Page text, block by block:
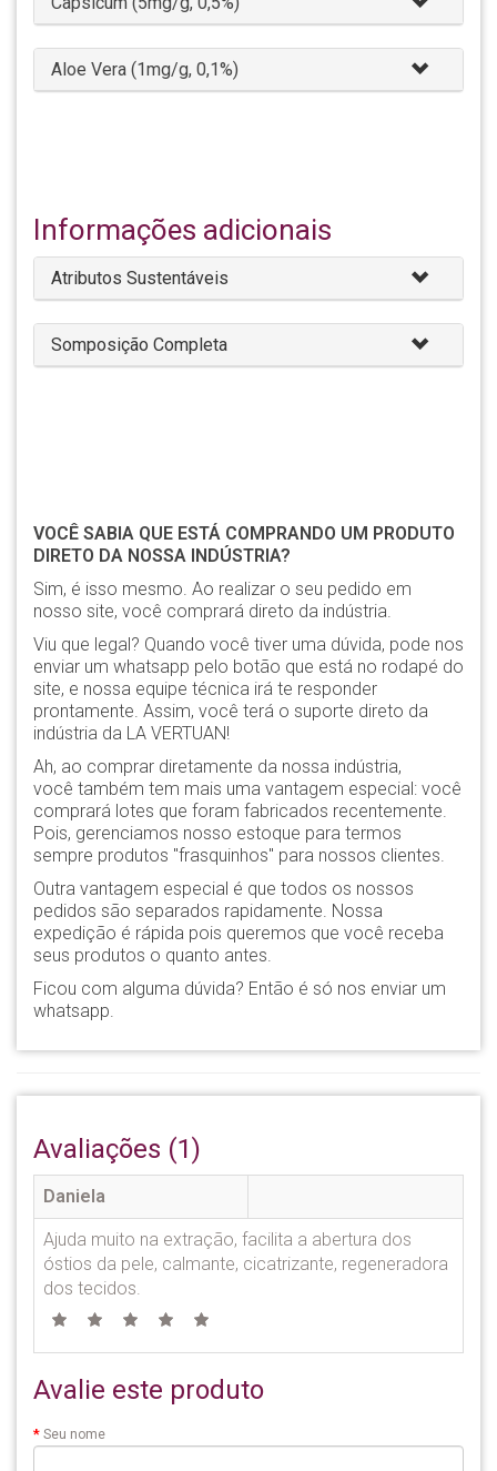
Aloe Vera (1mg/g, 0,1%)
Informações adicionais
Atributos Sustentáveis
Somposição Completa
VOCÊ SABIA QUE ESTÁ COMPRANDO UM PRODUTO
DIRETO DA NOSSA INDÚSTRIA?
Sim, é isso mesmo. Ao realizar o seu pedido em
nosso site, você comprará direto da indústria.
Viu que legal? Quando você tiver uma dúvida, pode nos
enviar um whatsapp pelo botão que está no rodapé do
site, e nossa equipe técnica irá te responder
prontamente. Assim, você terá o suporte direto da
indústria da LA VERTUAN!
Ah, ao comprar diretamente da nossa indústria,
você também tem mais uma vantagem especial: você
comprará lotes que foram fabricados recentemente.
Pois, gerenciamos nosso estoque para termos
sempre produtos "frasquinhos" para nossos clientes.
Outra vantagem especial é que todos os nossos
pedidos são separados rapidamente. Nossa
expedição é rápida pois queremos que você receba
seus produtos o quanto antes.
Ficou com alguma dúvida? Então é só nos enviar um
whatsapp.
Avaliações (1)
Daniela
Ajuda muito na extração, facilita a abertura dos
óstios da pele, calmante, cicatrizante, regeneradora
dos tecidos.
Avalie este produto
Seu nome